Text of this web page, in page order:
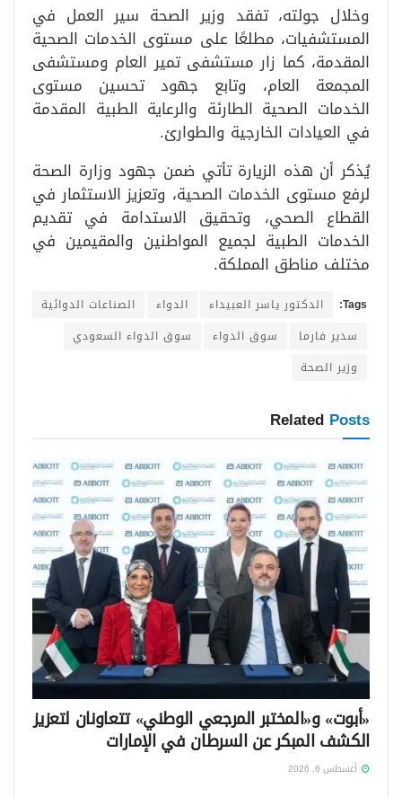
وخلال جولته، تفقد وزير الصحة سير العمل في
المستشفيات، مطلعًا على مستوى الخدمات الصحية
المقدمة، كما زار مستشفى تمير العام ومستشفى
المجمعة العام، وتابع جهود تحسين مستوى
الخدمات الصحية الطارئة والرعاية الطبية المقدمة
في العيادات الخارجية والطوارئ.
يُذكر أن هذه الزيارة تأتي ضمن جهود وزارة الصحة
لرفع مستوى الخدمات الصحية، وتعزيز الاستثمار في
القطاع الصحي، وتحقيق الاستدامة في تقديم
الخدمات الطبية لجميع المواطنين والمقيمين في
مختلف مناطق المملكة.
Tags: الدكتور ياسر العبيداء الدواء
الصناعات الدوائية
سدير فارما
سوق الدواء
سوق الدواء السعودي
وزير الصحة
Related Posts
«أبوت» و«المختبر المرجعي الوطني» تتعاونان لتعزيز
الكشف المبكر عن السرطان في الإمارات
أغسطس 6, 2026